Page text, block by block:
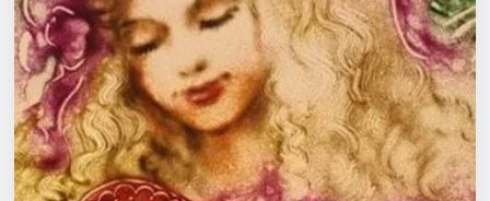
События
Города
Площадки